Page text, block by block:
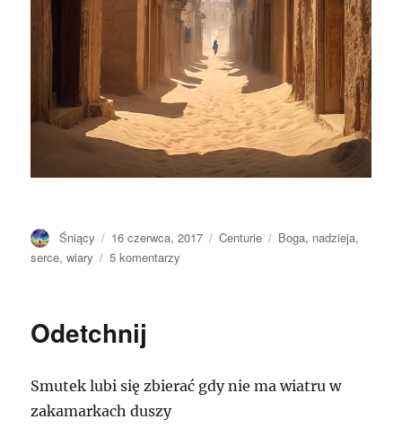
Autor
Śniący Opublikowano
16 czerwca, 2017 Kategorie
Centurie Tagi
Boga, nadzieja,
serce,wiary 5 komentarzy
Odetchnij
Smutek lubi się zbierać gdy nie ma wiatru w
zakamarkach duszy